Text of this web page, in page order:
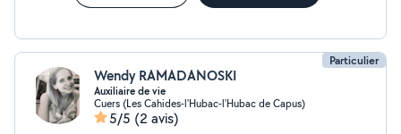
Particulier
Wendy RAMADANOSKI
Auxiliaire de vie
Cuers (Les Cahides-l'Hubac-l'Hubac de Capus)
5/5 (2 avis)